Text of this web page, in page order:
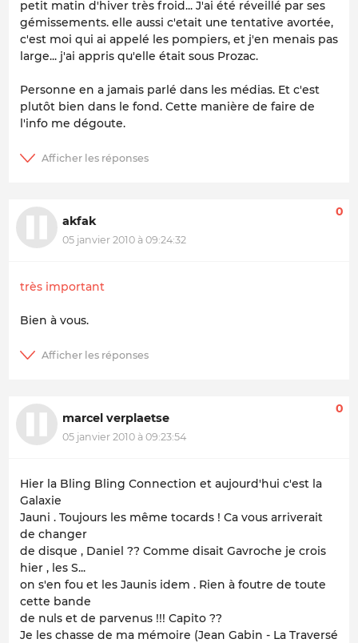
petit matin d'hiver très froid... J'ai été réveillé par ses
gémissements. elle aussi c'etait une tentative avortée,
c'est moi qui ai appelé les pompiers, et j'en menais pas
large... j'ai appris qu'elle était sous Prozac.
Personne en a jamais parlé dans les médias. Et c'est
plutôt bien dans le fond. Cette manière de faire de
l'info me dégoute.
akfak
05 janvier 2010 à 09:24:32
0
très important
Bien à vous.
marcel verplaetse
05 janvier 2010 à 09:23:54
0
Hier la Bling Bling Connection et aujourd'hui c'est la
Galaxie
Jauni . Toujours les même tocards ! Ca vous arriverait
de changer
de disque , Daniel ?? Comme disait Gavroche je crois
hier , les S...
on s'en fou et les Jaunis idem . Rien à foutre de toute
cette bande
de nuls et de parvenus !!! Capito ??
Je les chasse de ma mémoire (Jean Gabin - La Traversé